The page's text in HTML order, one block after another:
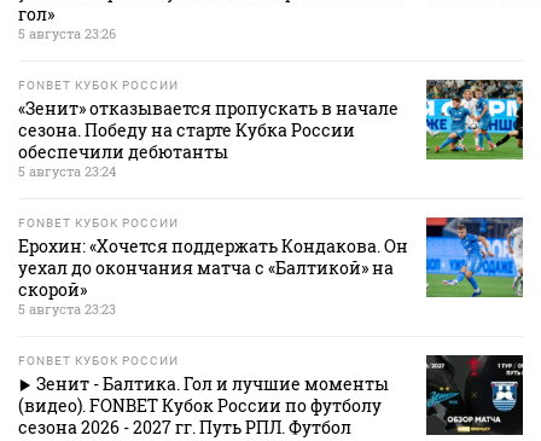
гол»
5 августа 23:26
FONBET КУБОК РОССИИ
«Зенит» отказывается пропускать в начале
сезона. Победу на старте Кубка России
обеспечили дебютанты
5 августа 23:24
FONBET КУБОК РОССИИ
Ерохин: «Хочется поддержать Кондакова. Он
уехал до окончания матча с «Балтикой» на
скорой»
5 августа 23:23
FONBET КУБОК РОССИИ
Зенит - Балтика. Гол и лучшие моменты
(видео). FONBET Кубок России по футболу
сезона 2026 - 2027 гг. Путь РПЛ. Футбол